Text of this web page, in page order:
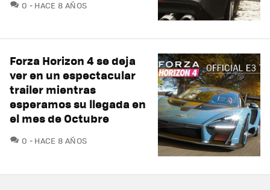
0 COMENTARIOS
HACE 8 AÑOS
Forza Horizon 4 se deja
ver en un espectacular
trailer mientras
esperamos su llegada en
el mes de Octubre
0 COMENTARIOS
HACE 8 AÑOS